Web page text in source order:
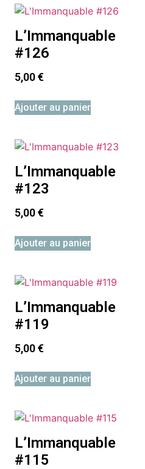
L’Immanquable
#126
5,00€
Ajouter au panier
L’Immanquable
#123
5,00€
Ajouter au panier
L’Immanquable
#119
5,00€
Ajouter au panier
L’Immanquable
#115